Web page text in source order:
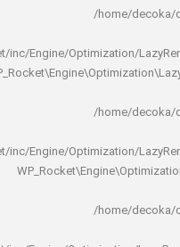
/
rocket/inc/Engine/
/
rocket/inc/Engine/
/